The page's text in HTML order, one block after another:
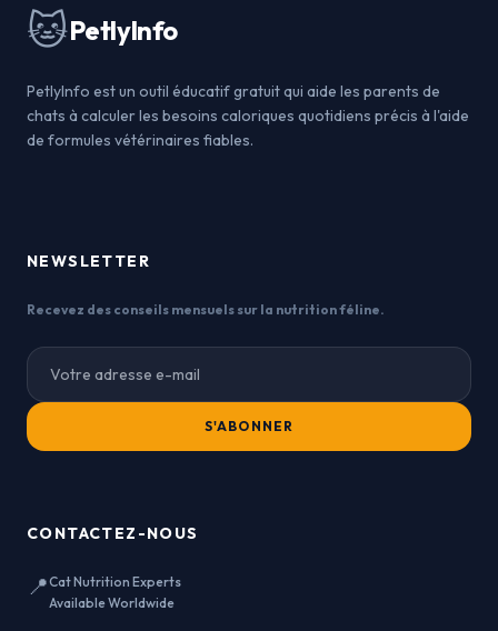
🐱PetlyInfo
PetlyInfo est un outil éducatif gratuit qui aide les parents de
chats à calculer les besoins caloriques quotidiens précis à l'aide
de formules vétérinaires fiables.
NEWSLETTER
Recevez des conseils mensuels sur la nutrition féline.
S'ABONNER
CONTACTEZ-NOUS
📍Cat Nutrition Experts
Available Worldwide